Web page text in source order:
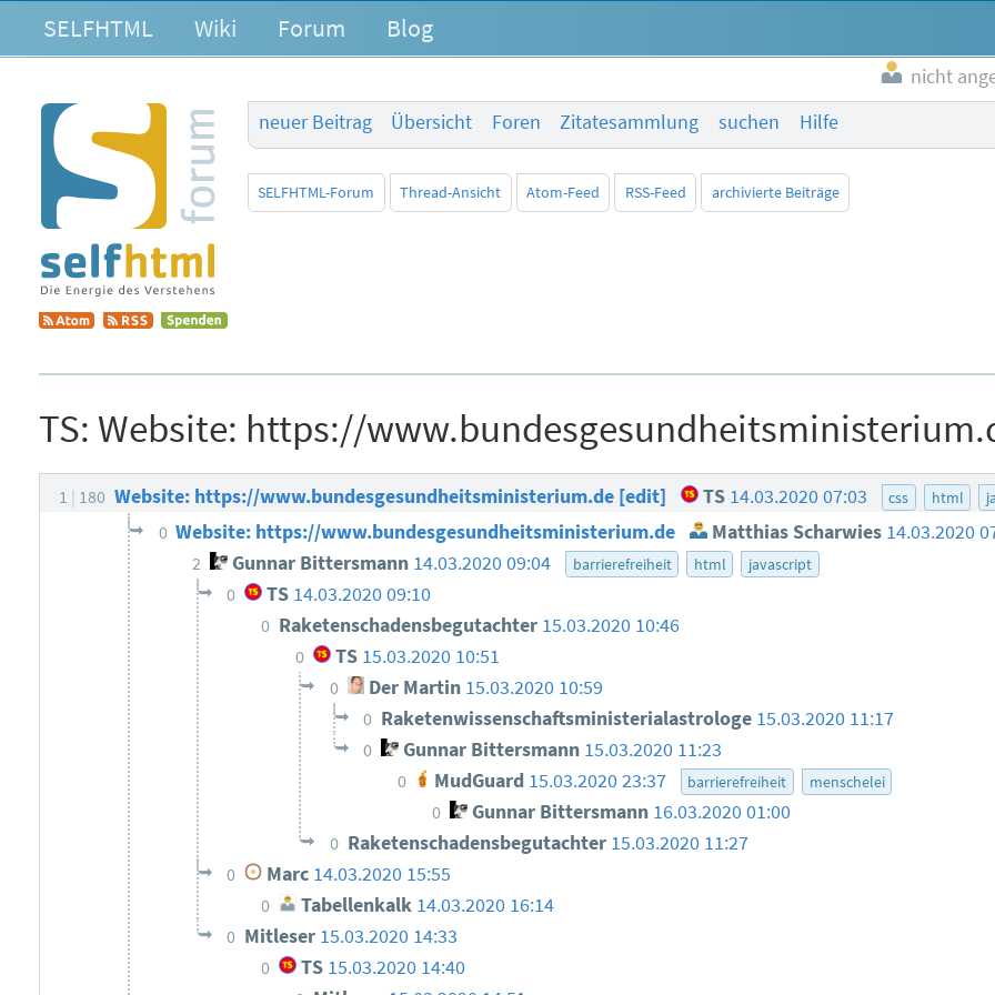
SELFHTML Wiki Forum Blog
nicht
neuer Beitrag
Übersicht Foren Zitatesammlung suchen Hilfe
SELFHTML-Forum Thread-Ansicht Atom-Feed RSS-Feed archivierte Beiträge
TS: Website: https://
1 180 Website: https://www.bundesgesundheitsministerium.de [edit] TS 14.03.2020 07:03 css html
0 Website: https://www.bundesgesundheitsministerium.de Matthias Scharwies 14.03.2020
2 Gunnar Bittersmann 14.03.2020 09:04 barrierefreiheit html javascript
0 TS 14.03.2020 09:10
0 Raketenschadensbegutachter 15.03.2020 10:46
0 TS 15.03.2020 10:51
0 Der Martin 15.03.2020 10:59
0 Raketenwissenschaftsministerialastrologe 15.03.2020 11:17
0 Gunnar Bittersmann 15.03.2020 11:23
0 MudGuard 15.03.2020 23:37 barrierefreiheit menschelei
0 Gunnar Bittersmann 16.03.2020 01:00
0 Raketenschadensbegutachter 15.03.2020 11:27
0 Marc 14.03.2020 15:55
0 Tabellenkalk 14.03.2020 16:14
0 Mitleser 15.03.2020 14:33
0 TS 15.03.2020 14:40